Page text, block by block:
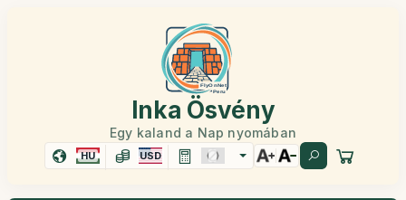
Inka Ösvény
Egy kaland a Nap nyomában
HU USD